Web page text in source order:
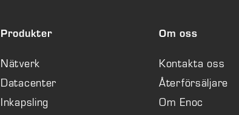
Produkter
Nätverk
Datacenter
Inkapsling
Om oss
Kontakta oss
Återförsäljare
Om Enoc